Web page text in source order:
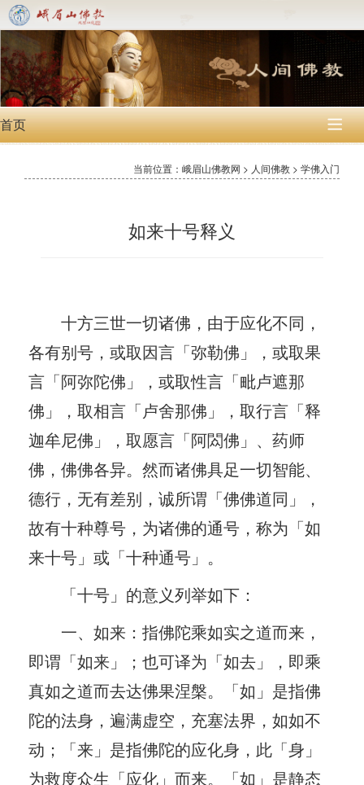
首页 
当前位置：峨眉山佛教网 > 人间佛教 > 学佛入门
如来十号释义
十方三世一切诸佛，由于应化不同，
各有别号，或取因言「弥勒佛」，或取果
言「阿弥陀佛」，或取性言「毗卢遮那
佛」，取相言「卢舍那佛」，取行言「释
迦牟尼佛」，取愿言「阿閦佛」、药师
佛，佛佛各异。然而诸佛具足一切智能、
德行，无有差别，诚所谓「佛佛道同」，
故有十种尊号，为诸佛的通号，称为「如
来十号」或「十种通号」。
「十号」的意义列举如下：
一、如来：指佛陀乘如实之道而来，
即谓「如来」；也可译为「如去」，即乘
真如之道而去达佛果涅槃。「如」是指佛
陀的法身，遍满虚空，充塞法界，如如不
动；「来」是指佛陀的应化身，此「身」
为救度众生「应化」而来。「如」是静态